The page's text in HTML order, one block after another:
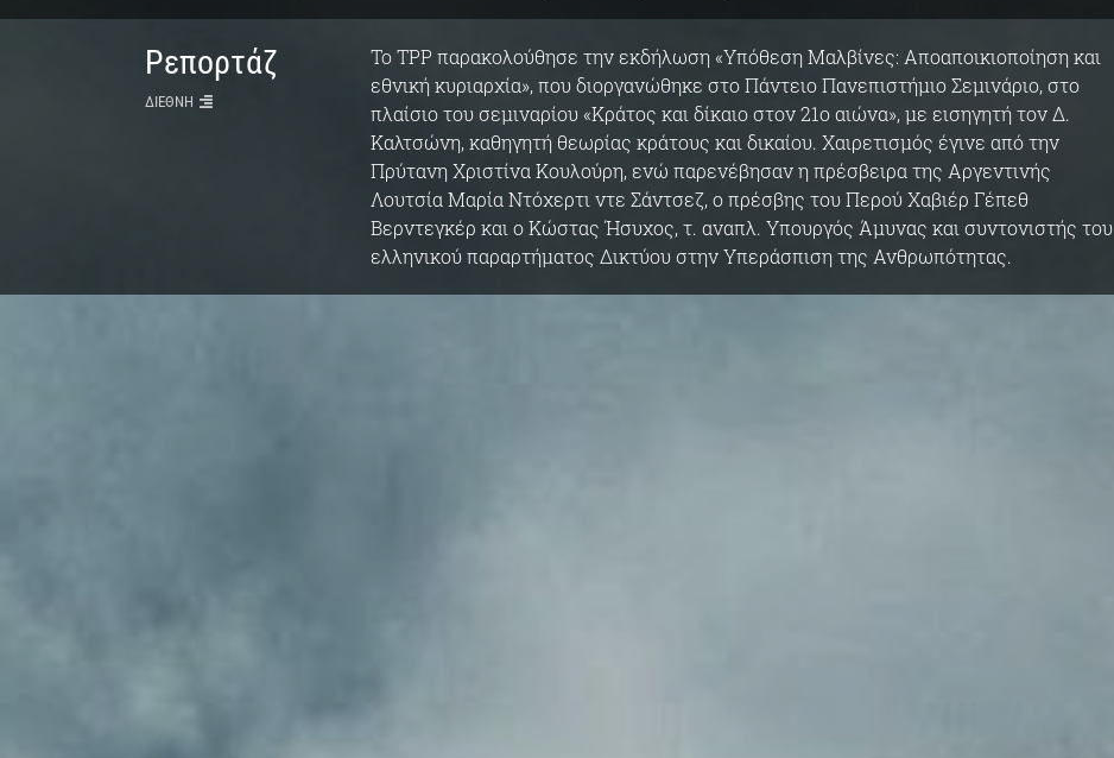
Ρεπορτάζ
ΔΙΕΘΝΗ
Το TPP παρακολούθησε την εκδήλωση «Υπόθεση Μαλβίνες: Αποαποικιοποίηση και
εθνική κυριαρχία», που διοργανώθηκε στο Πάντειο Πανεπιστήμιο Σεμινάριο, στο
πλαίσιο του σεμιναρίου «Κράτος και δίκαιο στον 21ο αιώνα», με εισηγητή τον Δ.
Καλτσώνη, καθηγητή θεωρίας κράτους και δικαίου. Χαιρετισμός έγινε από την
Πρύτανη Χριστίνα Κουλούρη, ενώ παρενέβησαν η πρέσβειρα της Αργεντινής
Λουτσία Μαρία Ντόχερτι ντε Σάντσεζ, ο πρέσβης του Περού Χαβιέρ Γέπεθ
Βερντεγκέρ και ο Κώστας Ήσυχος, τ. αναπλ. Υπουργός Άμυνας και συντονιστής του
ελληνικού παραρτήματος Δικτύου στην Υπεράσπιση της Ανθρωπότητας.